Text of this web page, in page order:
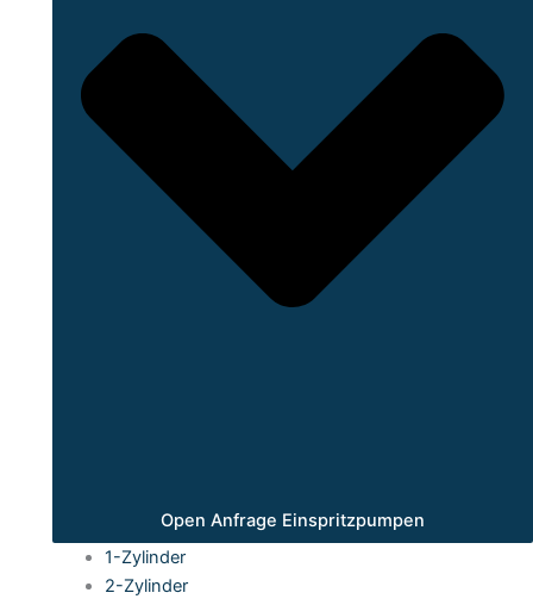
Open Anfrage Einspritzpumpen
1-Zylinder
2-Zylinder